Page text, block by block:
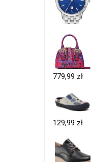
779,99 zł
129,99 zł